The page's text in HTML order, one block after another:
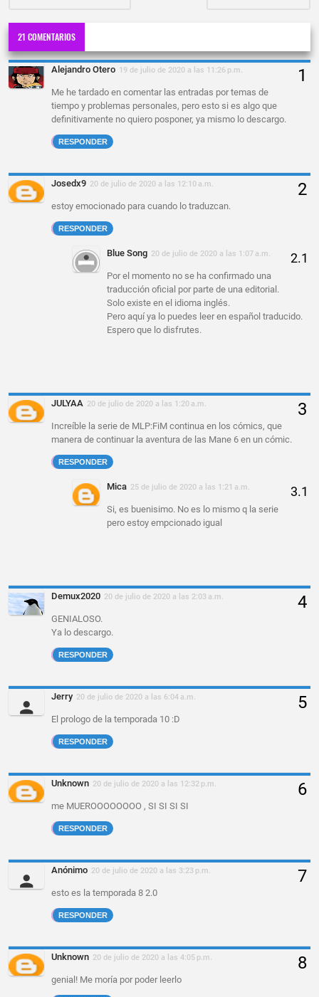
21 COMENTARIOS
Alejandro Otero 19 de julio de 2020 a las 11:26 p.m.
Me he tardado en comentar las entradas por temas de
tiempo y problemas personales, pero esto si es algo que
definitivamente no quiero posponer, ya mismo lo descargo.
RESPONDER
Josedx9 20 de julio de 2020 a las 12:10 a.m.
estoy emocionado para cuando lo traduzcan.
RESPONDER
Blue Song 20 de julio de 2020 a las 1:07 a.m.
Por el momento no se ha confirmado una
traducción oficial por parte de una editorial.
Solo existe en el idioma inglés.
Pero aquí ya lo puedes leer en español traducido.
Espero que lo disfrutes.
JULYAA 20 de julio de 2020 a las 1:20 a.m.
Increíble la serie de MLP:FiM continua en los cómics, que
manera de continuar la aventura de las Mane 6 en un cómic.
RESPONDER
Mica 25 de julio de 2020 a las 1:21 a.m.
Si, es buenisimo. No es lo mismo q la serie
pero estoy empcionado igual
Demux2020 20 de julio de 2020 a las 2:03 a.m.
GENIALOSO.
Ya lo descargo.
RESPONDER
Jerry 20 de julio de 2020 a las 6:04 a.m.
El prologo de la temporada 10 :D
RESPONDER
Unknown 20 de julio de 2020 a las 12:32 p.m.
me MUEROOOOOOOO , SI SI SI SI
RESPONDER
Anónimo 20 de julio de 2020 a las 3:23 p.m.
esto es la temporada 8 2.0
RESPONDER
Unknown 20 de julio de 2020 a las 4:05 p.m.
genial! Me moría por poder leerlo